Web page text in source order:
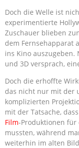
Doch die Welle ist
experimentierte
Zuschauer blieben
dem Fernsehapparat
ins Kino
und 3D versprach,
Doch die erhoffte
das nicht nur mit der
komplizierten
mit der Tatsache,
Film-Produktionen für
mussten, während
weiterhin im alten